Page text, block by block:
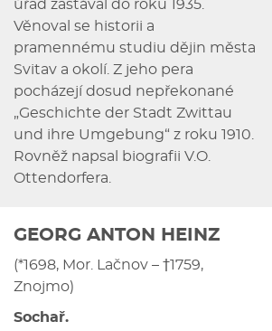
úřad zastával do roku 1935.
Věnoval se historii a
pramennému studiu dějin města
Svitav a okolí. Z jeho pera
pocházejí dosud nepřekonané
„Geschichte der Stadt Zwittau
und ihre Umgebung“ z roku 1910.
Rovněž napsal biografii V.O.
Ottendorfera.
GEORG ANTON HEINZ
(*1698, Mor. Lačnov – †1759,
Znojmo)
Sochař.